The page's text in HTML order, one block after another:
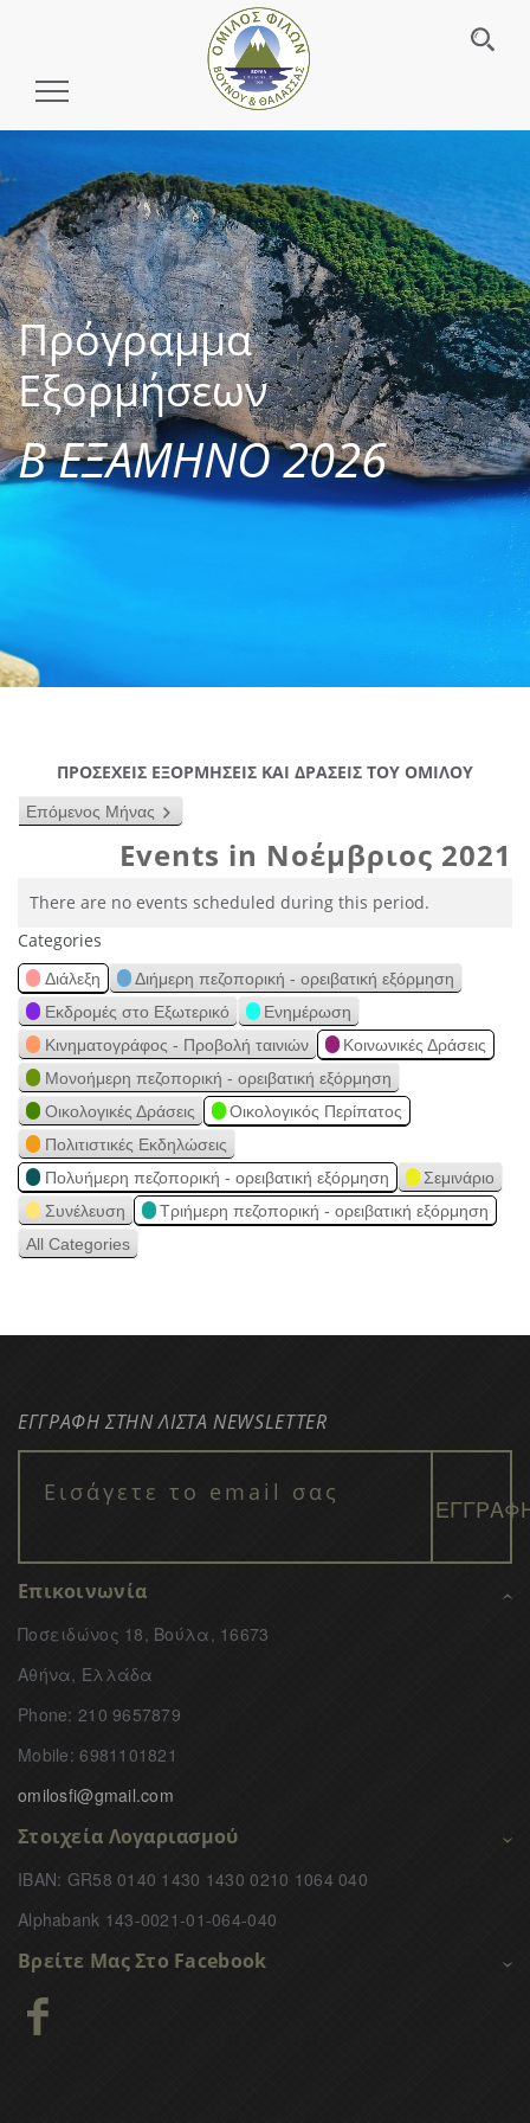
Toggle
Πρόγραμμα
Εξορμήσεων
Β ΕΞΑΜΗΝΟ 2026
ΠΡΟΣΕΧΕΙΣ ΕΞΟΡΜΗΣΕΙΣ ΚΑΙ ΔΡΑΣΕΙΣ ΤΟΥ ΟΜΙΛΟΥ
Επόμενος Μήνας
Events in Νοέμβριος 2021
There are no events scheduled during this period.
Categories
Διάλεξη
Διήμερη πεζοπορική - ορειβατική εξόρμηση
Εκδρομές στο Εξωτερικό
Ενημέρωση
Κινηματογράφος - Προβολή ταινιών
Κοινωνικές Δράσεις
Μονοήμερη πεζοπορική - ορειβατική εξόρμηση
Οικολογικές Δράσεις
Οικολογικός Περίπατος
Πολιτιστικές Εκδηλώσεις
Πολυήμερη πεζοπορική - ορειβατική εξόρμηση
Σεμινάριο
Συνέλευση
Τριήμερη πεζοπορική - ορειβατική εξόρμηση
All Categories
ΕΓΓΡΑΦΗ ΣΤΗΝ ΛΙΣΤΑ NEWSLETTER
Επικοινωνία
Ποσειδώνος 18, Βούλα, 16673
Αθήνα, Ελλάδα
Phone: 210 9657879
Mobile: 6981101821
omilosfi@gmail.com
Στοιχεία Λογαριασμού
IBAN: GR58 0140 1430 1430 0210 1064 040
Alphabank 143-0021-01-064-040
Βρείτε Μας Στο Facebook